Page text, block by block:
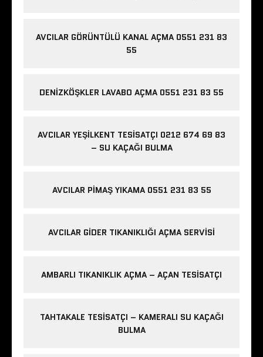
AVCILAR GÖRÜNTÜLÜ KANAL AÇMA 0551 231 83
55
DENIZKÖŞKLER LAVABO AÇMA 0551 231 83 55
AVCILAR YEŞILKENT TESISATÇI 0212 674 69 83
– SU KAÇAĞI BULMA
AVCILAR PIMAŞ YIKAMA 0551 231 83 55
AVCILAR GIDER TIKANIKLIĞI AÇMA SERVISI
AMBARLI TIKANIKLIK AÇMA – AÇAN TESISATÇI
TAHTAKALE TESISATÇI – KAMERALI SU KAÇAĞI
BULMA